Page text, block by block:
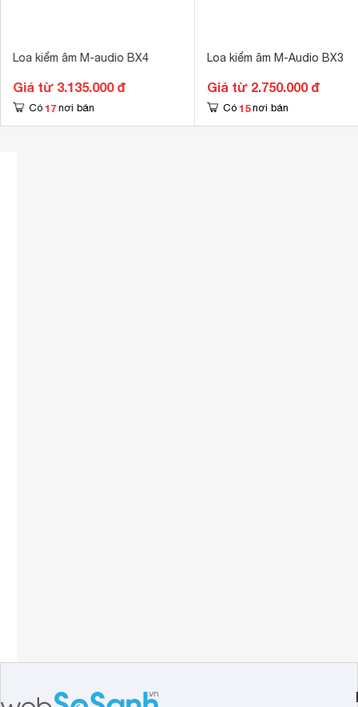
Loa kiểm âm M-audio BX4
Giá từ 3.135.000 đ
Có 17 nơi bán
Loa kiểm âm M-Audio BX3
Giá từ 2.750.000 đ
Có 15 nơi bán